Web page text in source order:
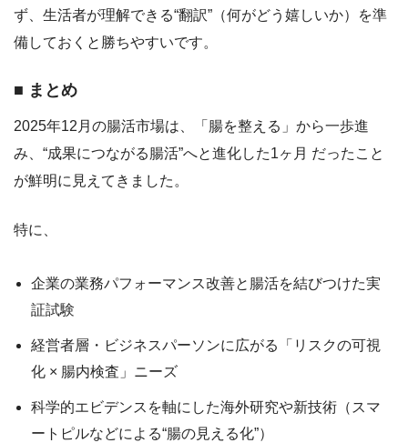
ず、生活者が理解できる“翻訳”（何がどう嬉しいか）を準
備しておくと勝ちやすいです。
■ まとめ
2025年12月の腸活市場は、「腸を整える」から一歩進
み、“成果につながる腸活”へと進化した1ヶ月 だったこと
が鮮明に見えてきました。
特に、
企業の業務パフォーマンス改善と腸活を結びつけた実
証試験
経営者層・ビジネスパーソンに広がる「リスクの可視
化 × 腸内検査」ニーズ
科学的エビデンスを軸にした海外研究や新技術（スマ
ートピルなどによる“腸の見える化”）